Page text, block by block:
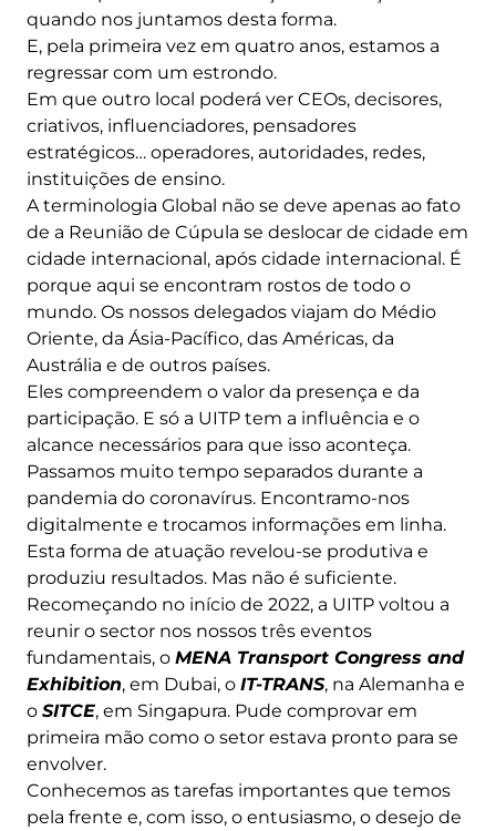
quando nos juntamos desta forma.
E, pela primeira vez em quatro anos, estamos a
regressar com um estrondo.
Em que outro local poderá ver CEOs, decisores,
criativos, influenciadores, pensadores
estratégicos… operadores, autoridades, redes,
instituições de ensino.
A terminologia Global não se deve apenas ao fato
de a Reunião de Cúpula se deslocar de cidade em
cidade internacional, após cidade internacional. É
porque aqui se encontram rostos de todo o
mundo. Os nossos delegados viajam do Médio
Oriente, da Ásia-Pacífico, das Américas, da
Austrália e de outros países.
Eles compreendem o valor da presença e da
participação. E só a UITP tem a influência e o
alcance necessários para que isso aconteça.
Passamos muito tempo separados durante a
pandemia do coronavírus. Encontramo-nos
digitalmente e trocamos informações em linha.
Esta forma de atuação revelou-se produtiva e
produziu resultados. Mas não é suficiente.
Recomeçando no início de 2022, a UITP voltou a
reunir o sector nos nossos três eventos
fundamentais, o MENA Transport Congress and
Exhibition, em Dubai, o IT-TRANS, na Alemanha e
o SITCE, em Singapura. Pude comprovar em
primeira mão como o setor estava pronto para se
envolver.
Conhecemos as tarefas importantes que temos
pela frente e, com isso, o entusiasmo, o desejo de